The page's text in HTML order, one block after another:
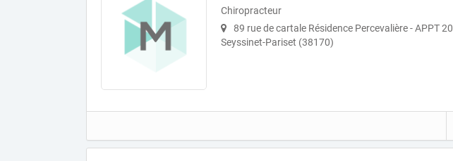
Chiropracteur
89 rue de cartale Résidence Percevalière - APPT 20
Seyssinet-Pariset (38170)